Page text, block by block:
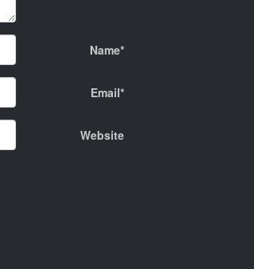
Name*
Email*
Website